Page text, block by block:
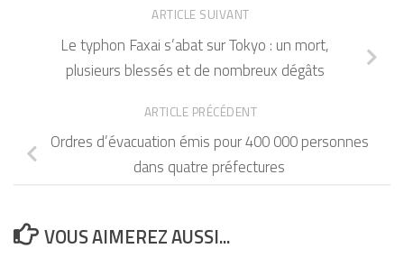
ARTICLE SUIVANT
Le typhon Faxai s’abat sur Tokyo : un mort,
plusieurs blessés et de nombreux dégâts
ARTICLE PRÉCÉDENT
Ordres d’évacuation émis pour 400 000 personnes
dans quatre préfectures
VOUS AIMEREZ AUSSI...